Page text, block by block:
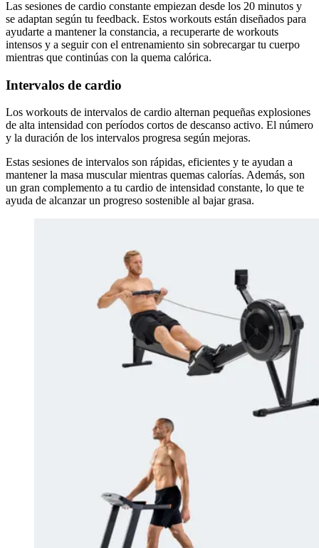
Las sesiones de cardio constante empiezan desde los 20 minutos y
se adaptan según tu feedback. Estos workouts están diseñados para
ayudarte a mantener la constancia, a recuperarte de workouts
intensos y a seguir con el entrenamiento sin sobrecargar tu cuerpo
mientras que continúas con la quema calórica.
Intervalos de cardio
Los workouts de intervalos de cardio alternan pequeñas explosiones
de alta intensidad con períodos cortos de descanso activo. El número
y la duración de los intervalos progresa según mejoras.
Estas sesiones de intervalos son rápidas, eficientes y te ayudan a
mantener la masa muscular mientras quemas calorías. Además, son
un gran complemento a tu cardio de intensidad constante, lo que te
ayuda de alcanzar un progreso sostenible al bajar grasa.